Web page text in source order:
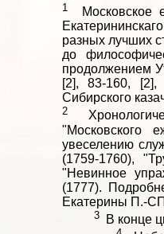
1
Московское
разных лучших
до
продолжением
[2], 83-160,
Сибирского
2
"Московского
увеселению
(1759-1760),
"Невинное
(1777).
Екатерины П.-
3 В конце